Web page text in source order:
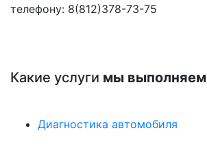
телефону: 8(812)378-73-75
Какие услуги мы выполняем
Диагностика автомобиля